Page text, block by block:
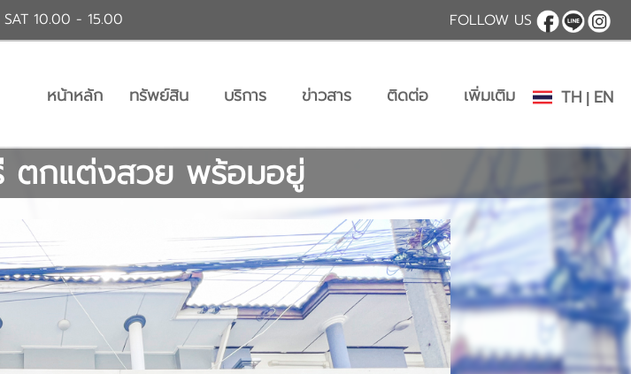
10.00 - 15.00 FOLLOW US
หน้าหลัก ทรัพย์สิน บริการ ข่าวสาร ติดต่อ เพิ่มเติม TH EN
ตกแต่งสวย พร้อมอยู่